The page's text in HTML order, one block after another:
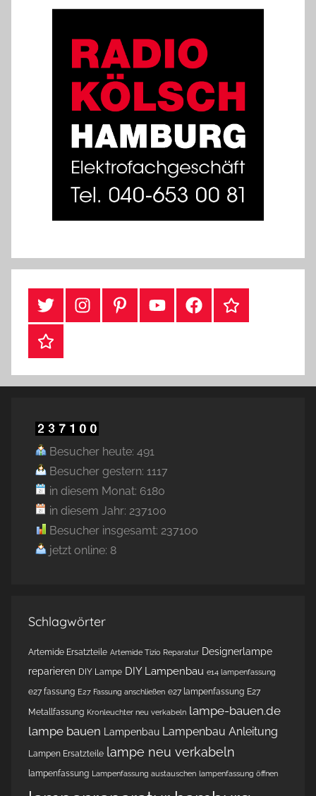
#TwitterInstagramPinterestYouTubeFacebookTikTok
Webshop
Besucher heute: 491
Besucher gestern: 1117
in diesem Monat: 6180
in diesem Jahr: 237100
Besucher insgesamt: 237100
jetzt online: 8
Schlagwörter
Artemide Ersatzteile Artemide Tizio Reparatur Designerlampe
reparieren DIY Lampe DIY Lampenbau e14 lampenfassung
e27 fassung E27 Fassung anschließen e27 lampenfassung E27
Metallfassung Kronleuchter neu verkabeln lampe-bauen.de
lampe bauen
Lampenbau Lampenbau Anleitung
Lampen Ersatzteile lampe neu verkabeln
lampenfassung Lampenfassung austauschen lampenfassung öffnen